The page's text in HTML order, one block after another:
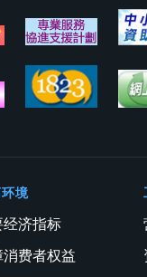
境
经济指标
消费者权益